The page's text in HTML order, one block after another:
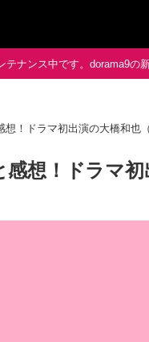
テナンス中です。dorama9の
想！ドラマ初出演の大橋和也
感想！ドラマ